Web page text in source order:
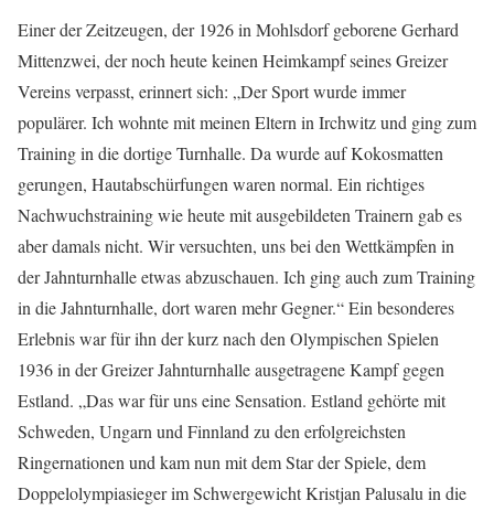
Einer der Zeitzeugen, der 1926 in Mohlsdorf geborene Gerhard
Mittenzwei, der noch heute keinen Heimkampf seines Greizer
Vereins verpasst, erinnert sich: „Der Sport wurde immer
populärer. Ich wohnte mit meinen Eltern in Irchwitz und ging zum
Training in die dortige Turnhalle. Da wurde auf Kokosmatten
gerungen, Hautabschürfungen waren normal. Ein richtiges
Nachwuchstraining wie heute mit ausgebildeten Trainern gab es
aber damals nicht. Wir versuchten, uns bei den Wettkämpfen in
der Jahnturnhalle etwas abzuschauen. Ich ging auch zum Training
in die Jahnturnhalle, dort waren mehr Gegner.“ Ein besonderes
Erlebnis war für ihn der kurz nach den Olympischen Spielen
1936 in der Greizer Jahnturnhalle ausgetragene Kampf gegen
Estland. „Das war für uns eine Sensation. Estland gehörte mit
Schweden, Ungarn und Finnland zu den erfolgreichsten
Ringernationen und kam nun mit dem Star der Spiele, dem
Doppelolympiasieger im Schwergewicht Kristjan Palusalu in die